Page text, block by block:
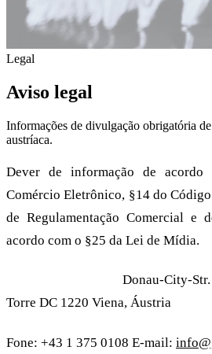
Legal
Aviso legal
Informações de divulgação obrigatória
austríaca.
Dever de informação de
Comércio Eletrônico, §14 do
de Regulamentação Comercial e
acordo com o §25 da Lei de Mídia.
Donau-City-
Torre DC 1220 Viena, Áustria
Fone: +43 1 375 0108 E-mail: